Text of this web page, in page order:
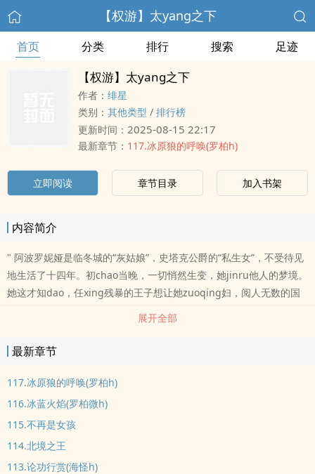
【权游】太yang之下
首页 分类 排行 搜索 足迹
【权游】太yang之下
作者： 绯星
类别： 其他类型 / 排行榜
更新时间： 2025-08-15 22:17
最新章节： 117.冰原狼的呼唤(罗柏h)
立即阅读 章节目录 加入书架
内容简介
" 阿波罗妮娅是临冬城的“灰姑娘”，史塔克公爵的“私生女”，不受待见
地生活了十四年。初chao当晚，一切悄然生变，她jinru他人的梦境。
她这才知dao，任xing残暴的王子想让她zuoqing妇，阅人无数的国
王为她抓心挠肺，就连平ri里难以接近的大哥、表现成熟稳重的叔叔
都对她有着不lun之恋……在chun梦中，阿波罗妮娅大胆享受着前所未
有的ai意，梦境之外，小心地躲着越发饥渴的男人们。然而，她真的
连哄带骗的男人们】
展开全部
最新章节
117.冰原狼的呼唤(罗柏h)
116.冰蓝火焰(罗柏微h)
115.不再是女孩
114.北境之王
113.论功行赏(海怪h)